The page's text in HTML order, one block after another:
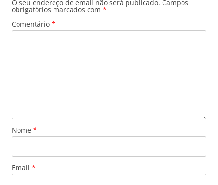
O seu endereço de email não será publicado. Campos
obrigatórios marcados com *
Comentário *
Nome *
Email *